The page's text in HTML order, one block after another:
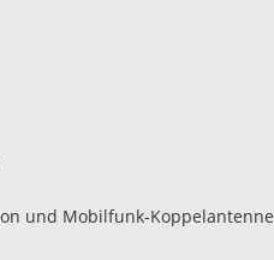
und Mobilfunk-Koppelantenne